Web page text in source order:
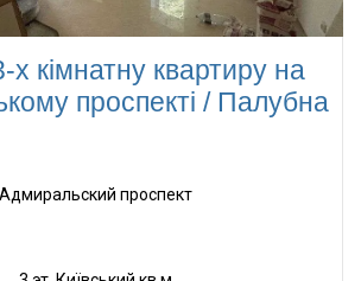
кімнатну квартиру на
проспекті / Палубна
Адмиральский проспект